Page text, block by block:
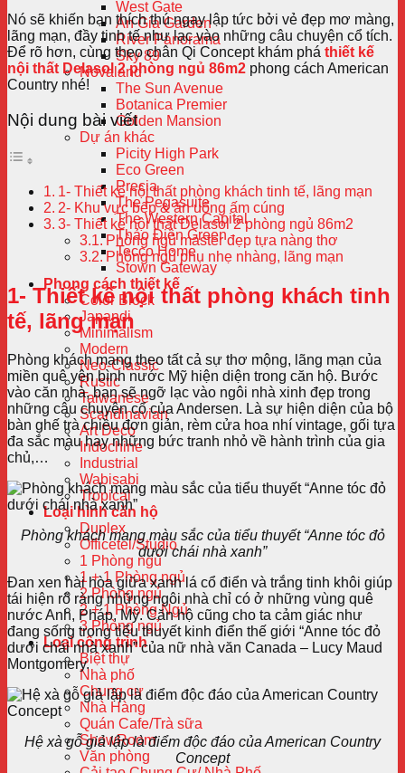
West Gate
An Gia Garden
River Panorama
Sky 89
Novaland
The Sun Avenue
Botanica Premier
Golden Mansion
Dự án khác
Picity High Park
Eco Green
Precia
The Pegasuite
The Western Capital
Thảo Điền Green
Tecco Home
Stown Gateway
Phong cách thiết kế
Color Block
Japandi
Minimalism
Modern
Neo-Classic
Rustic
Taiwanese
Scandinavian
Art Deco
Indochine
Industrial
Wabisabi
Tropical
Loại hình căn hộ
Duplex
Officetel/Studio
1 Phòng ngủ
1 + 1 Phòng ngủ
2 Phòng ngủ
2 + 1 Phòng Ngủ
3 Phòng ngủ
Loại công trình
Biệt thự
Nhà phố
Chung cư
Nhà Hàng
Quán Cafe/Trà sữa
ShowRoom
Văn phòng
Nó sẽ khiến bạn thích thú ngay lập tức bởi vẻ đẹp mơ màng,
lãng mạn, đầy tinh tế như lạc vào những câu chuyện cổ tích.
Để rõ hơn, cùng theo chân Qi Concept khám phá thiết kế
nội thất Delasol 2 phòng ngủ 86m2 phong cách American
Country nhé!
Nội dung bài viết
1- Thiết kế nội thất phòng khách tinh tế, lãng mạn
2- Khu vực bếp & ăn uống ấm cúng
3- Thiết kế nội thất Delasol 2 phòng ngủ 86m2
Phòng ngủ master đẹp tựa nàng thơ
Phòng ngủ phụ nhẹ nhàng, lãng mạn
1- Thiết kế nội thất phòng khách tinh
tế, lãng mạn
Phòng khách mang theo tất cả sự thơ mộng, lãng mạn của
miền quê yên bình nước Mỹ hiện diện trong căn hộ. Bước
vào căn nhà, bạn sẽ ngỡ lạc vào ngôi nhà xinh đẹp trong
những câu chuyện cổ của Andersen. Là sự hiện diện của bộ
bàn ghế trà chiều đơn giản, rèm cửa hoa nhí vintage, gối tựa
đa sắc màu hay những bức tranh nhỏ về hành trình của gia
chủ,…
Phòng khách mang màu sắc của tiểu thuyết “Anne tóc đỏ
dưới chái nhà xanh”
Đan xen hài hòa giữa xanh lá cổ điển và trắng tinh khôi giúp
tái hiện rõ ràng những ngôi nhà chỉ có ở những vùng quê
nước Anh, Pháp, Mỹ. Căn hộ cũng cho ta cảm giác như
đang sống trong tiểu thuyết kinh điển thế giới “Anne tóc đỏ
dưới chái nhà xanh” của nữ nhà văn Canada – Lucy Maud
Montgomery.
Hệ xà gỗ giả lập là điểm độc đáo của American Country
Concept